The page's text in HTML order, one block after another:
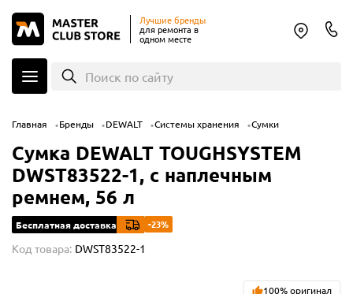
Лучшие бренды
для ремонта в
одном месте
Поиск по сайту
Главная Бренды DEWALT Системы хранения Сумки
Сумка DEWALT TOUGHSYSTEM
DWST83522-1, с наплечным
ремнем, 56 л
Бесплатная доставка -23%
Код товара: DWST83522-1
100% оригинал